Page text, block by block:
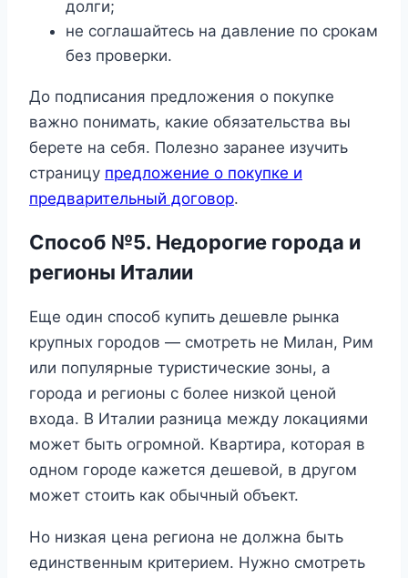
долги;
не соглашайтесь на давление по срокам
без проверки.
До подписания предложения о покупке
важно понимать, какие обязательства вы
берете на себя. Полезно заранее изучить
страницу предложение о покупке и
предварительный договор.
Способ №5. Недорогие города и
регионы Италии
Еще один способ купить дешевле рынка
крупных городов — смотреть не Милан, Рим
или популярные туристические зоны, а
города и регионы с более низкой ценой
входа. В Италии разница между локациями
может быть огромной. Квартира, которая в
одном городе кажется дешевой, в другом
может стоить как обычный объект.
Но низкая цена региона не должна быть
единственным критерием. Нужно смотреть